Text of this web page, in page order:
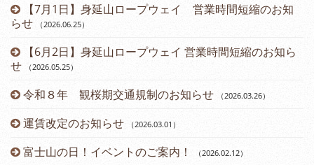
【7月1日】身延山ロープウェイ 営業時間短縮のお知
らせ
（2026.06.25）
【6月2日】身延山ロープウェイ 営業時間短縮のお知ら
せ
（2026.05.25）
令和８年 観桜期交通規制のお知らせ （2026.03.26）
運賃改定のお知らせ （2026.03.01 ）
富士山の日！イベントのご案内！ （2026.02.12）